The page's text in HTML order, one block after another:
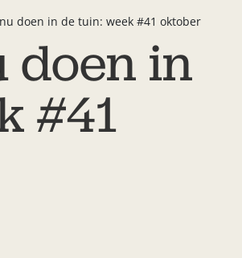
doen in de tuin: week #41 oktober
doen in
#41